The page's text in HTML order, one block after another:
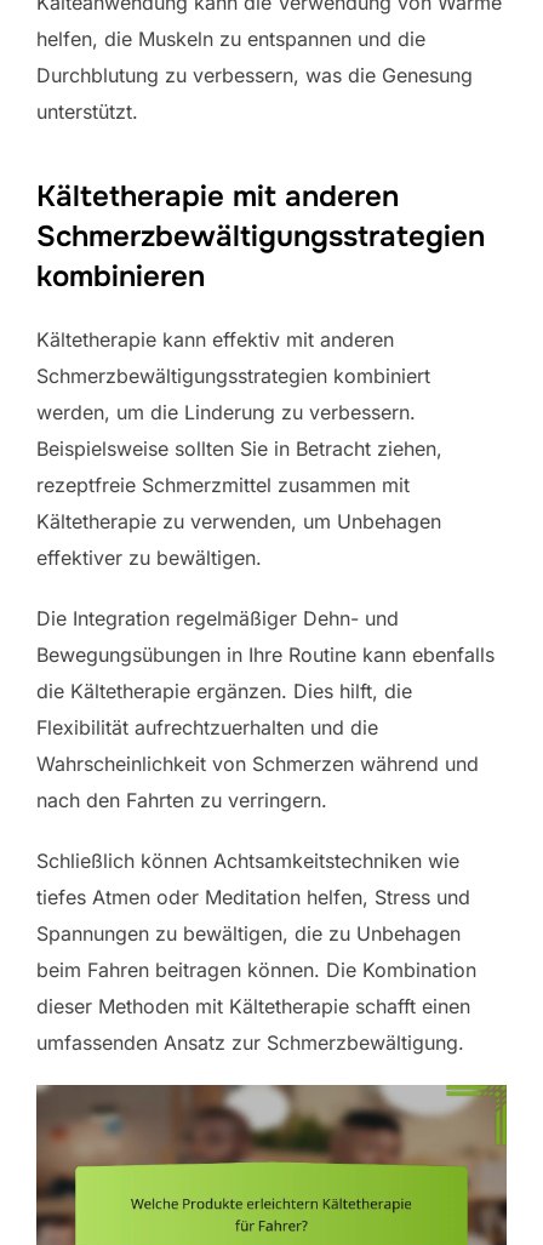
helfen, die Muskeln zu entspannen und die
Durchblutung zu verbessern, was die Genesung
unterstützt.
Kältetherapie mit anderen
Schmerzbewältigungsstrategien
kombinieren
Kältetherapie kann effektiv mit anderen
Schmerzbewältigungsstrategien kombiniert
werden, um die Linderung zu verbessern.
Beispielsweise sollten Sie in Betracht ziehen,
rezeptfreie Schmerzmittel zusammen mit
Kältetherapie zu verwenden, um Unbehagen
effektiver zu bewältigen.
Die Integration regelmäßiger Dehn- und
Bewegungsübungen in Ihre Routine kann ebenfalls
die Kältetherapie ergänzen. Dies hilft, die
Flexibilität aufrechtzuerhalten und die
Wahrscheinlichkeit von Schmerzen während und
nach den Fahrten zu verringern.
Schließlich können Achtsamkeitstechniken wie
tiefes Atmen oder Meditation helfen, Stress und
Spannungen zu bewältigen, die zu Unbehagen
beim Fahren beitragen können. Die Kombination
dieser Methoden mit Kältetherapie schafft einen
umfassenden Ansatz zur Schmerzbewältigung.